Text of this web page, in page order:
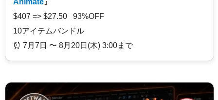
$407 => $27.50 93%OFF
10アイテムバンドル
⏰️ 7月7日 〜 8月20日(木) 3:00まで